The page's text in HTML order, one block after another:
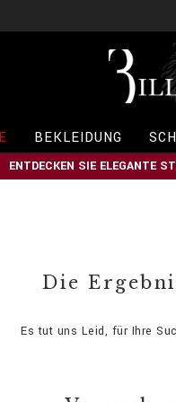
BEKLEIDUNG
ENTDECKEN SIE ELEGANTE
Die
Es tut uns Leid, für Ihre